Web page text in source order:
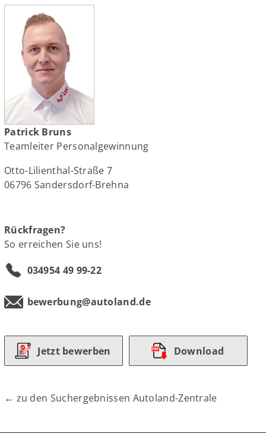
Patrick Bruns
Teamleiter Personalgewinnung
Otto-Lilienthal-Straße 7
06796 Sandersdorf-Brehna
Rückfragen?
So erreichen Sie uns!
034954 49 99-22
bewerbung@autoland.de
Jetzt bewerben Download
← zu den Suchergebnissen Autoland-Zentrale